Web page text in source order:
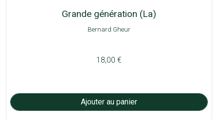
Grande génération (La)
Bernard Gheur
18,00 €